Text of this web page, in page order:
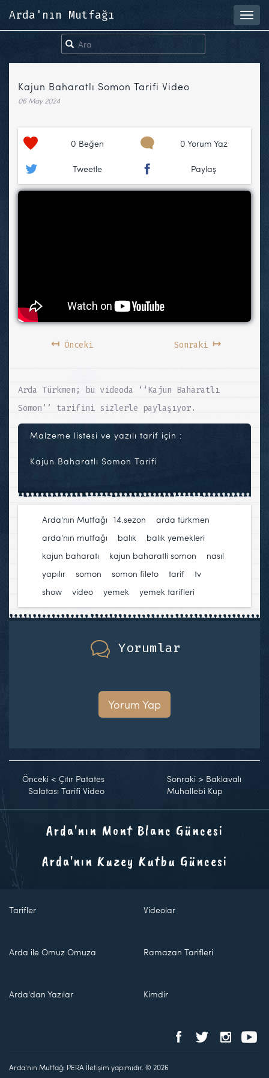
Arda'nın Mutfağı
Kajun Baharatlı Somon Tarifi Video
06 May 2024
0 Beğen 0 Yorum Yaz
Tweetle Paylaş
↤Önceki Sonraki ↦
Arda Türkmen; bu videoda ‘‘Kajun Baharatlı
Somon’’ tarifini sizlerle paylaşıyor.
Malzeme listesi ve yazılı tarif için :
Kajun Baharatlı Somon Tarifi
Arda'nın Mutfağı 14.sezon arda türkmen
arda'nın mutfağı
balık balık yemekleri
kajun baharatı
kajun baharatli somon
nasıl
yapılır
somon somon fileto tarif
tv
show
video yemek yemek tarifleri
Yorumlar
Yorum Yap
Önceki < Çıtır Patates
Salatası Tarifi Video
Sonraki > Baklavalı
Muhallebi Kup
Arda'nın Mont Blanc Güncesi
Arda'nın Kuzey Kutbu Güncesi
Tarifler Videolar
Arda ile Omuz Omuza Ramazan Tarifleri
Arda'dan Yazılar Kimdir
Arda'nın Mutfağı PERA İletişim yapımıdır. © 2026